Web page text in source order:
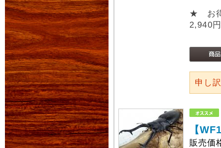
★ お
2,940
申し
【
販売価